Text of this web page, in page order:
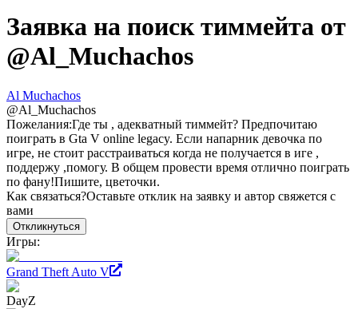
Заявка на поиск тиммейта от
@Al_Muchachos
Al Muchachos
@Al_Muchachos
Пожелания:Где ты , адекватный тиммейт? Предпочитаю
поиграть в Gta V online legacy. Если напарник девочка по
игре, не стоит расстраиваться когда не получается в иге ,
поддержу ,помогу. В общем провести время отлично поиграть
по фану!Пишите, цветочки.
Как связаться?Оставьте отклик на заявку и автор свяжется с
вами
Откликнуться
Игры:
Grand Theft Auto V
DayZ